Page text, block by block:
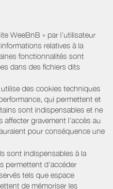
WeeBnB » par l’utilisateur
relatives à la
fonctionnalités sont
dans des fichiers dits
des cookies techniques
qui permettent et
sont indispensables et ne
gravement l’accès au
pour conséquence une
sont indispensables à la
permettent d'accéder
tels que espace
de mémoriser les